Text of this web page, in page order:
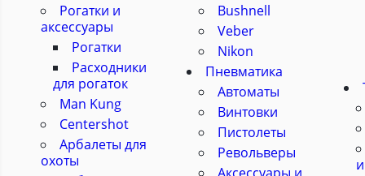
Рогатки и
аксессуары
Рогатки
Расходники
для рогаток
Man Kung
Centershot
Арбалеты для
охоты
Bushnell
Veber
Nikon
Пневматика
Автоматы
Винтовки
Пистолеты
Револьверы